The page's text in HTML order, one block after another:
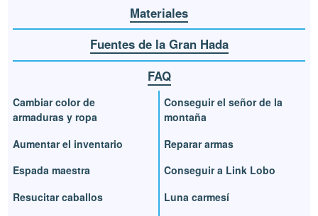
Materiales
Fuentes de la Gran Hada
FAQ
Cambiar color de
armaduras y ropa
Aumentar el inventario
Espada maestra
Resucitar caballos
Conseguir el señor de la
montaña
Reparar armas
Conseguir a Link Lobo
Luna carmesí